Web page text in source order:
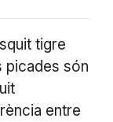
tigre
picades són
entre